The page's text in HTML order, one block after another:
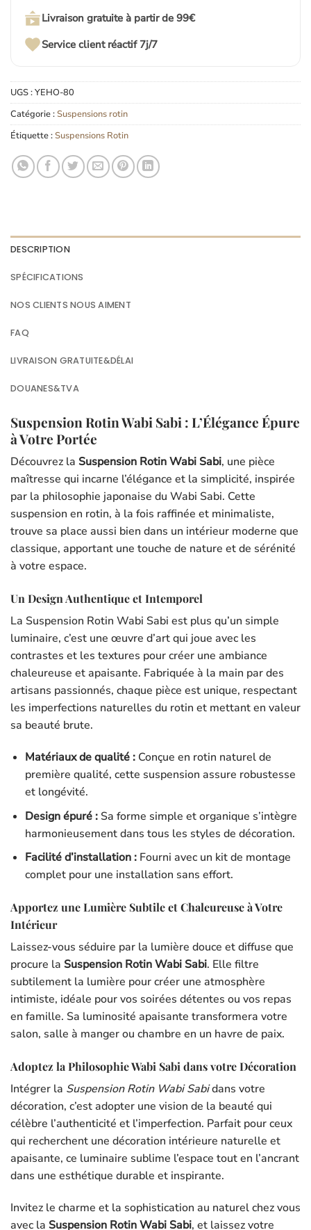
Livraison gratuite à partir de 99€
Service client réactif 7j/7
UGS :YEHO-80
Catégorie :Suspensions rotin
Étiquette :Suspensions Rotin
DESCRIPTION
SPÉCIFICATIONS
NOS CLIENTS NOUS AIMENT
FAQ
LIVRAISON GRATUITE&DÉLAI
DOUANES&TVA
Suspension Rotin Wabi Sabi : L’Élégance Épure
à Votre Portée
Découvrez la Suspension Rotin Wabi Sabi, une pièce
maîtresse qui incarne l’élégance et la simplicité, inspirée
par la philosophie japonaise du Wabi Sabi. Cette
suspension en rotin, à la fois raffinée et minimaliste,
trouve sa place aussi bien dans un intérieur moderne que
classique, apportant une touche de nature et de sérénité
à votre espace.
Un Design Authentique et Intemporel
La Suspension Rotin Wabi Sabi est plus qu’un simple
luminaire, c’est une œuvre d’art qui joue avec les
contrastes et les textures pour créer une ambiance
chaleureuse et apaisante. Fabriquée à la main par des
artisans passionnés, chaque pièce est unique, respectant
les imperfections naturelles du rotin et mettant en valeur
sa beauté brute.
Matériaux de qualité :Conçue en rotin naturel de
première qualité, cette suspension assure robustesse
et longévité.
Design épuré :Sa forme simple et organique s’intègre
harmonieusement dans tous les styles de décoration.
Facilité d’installation :Fourni avec un kit de montage
complet pour une installation sans effort.
Apportez une Lumière Subtile et Chaleureuse à Votre
Intérieur
Laissez-vous séduire par la lumière douce et diffuse que
procure la Suspension Rotin Wabi Sabi. Elle filtre
subtilement la lumière pour créer une atmosphère
intimiste, idéale pour vos soirées détentes ou vos repas
en famille. Sa luminosité apaisante transformera votre
salon, salle à manger ou chambre en un havre de paix.
Adoptez la Philosophie Wabi Sabi dans votre Décoration
Intégrer la Suspension Rotin Wabi Sabidans votre
décoration, c’est adopter une vision de la beauté qui
célèbre l’authenticité et l’imperfection. Parfait pour ceux
qui recherchent une décoration intérieure naturelle et
apaisante, ce luminaire sublime l’espace tout en l’ancrant
dans une esthétique durable et inspirante.
Invitez le charme et la sophistication au naturel chez vous
avec la Suspension Rotin Wabi Sabi, et laissez votre